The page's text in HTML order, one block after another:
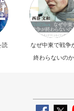
読
なぜ中東で戦争
終わらないのか